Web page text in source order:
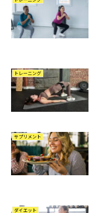
トレーニング
サプリメント
ダイエット